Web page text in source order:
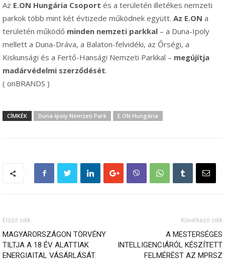
Az E.ON Hungária Csoport és a területén illetékes nemzeti
parkok több mint két évtizede működnek együtt. Az E.ON a
területén működő minden nemzeti parkkal – a Duna-Ipoly
mellett a Duna-Dráva, a Balaton-felvidéki, az Őrségi, a
Kiskunsági és a Fertő-Hansági Nemzeti Parkkal – megújítja
madárvédelmi szerződését.
( onBRANDS )
CÍMKÉK Duna-Ipoly Nemzeti Park E.ON Hungária
Előző cikk
MAGYARORSZÁGON TÖRVÉNY
TILTJA A 18 ÉV ALATTIAK
ENERGIAITAL VÁSÁRLÁSÁT.
Következő cikk
A MESTERSÉGES
INTELLIGENCIÁRÓL KÉSZÍTETT
FELMÉRÉST AZ MPRSZ